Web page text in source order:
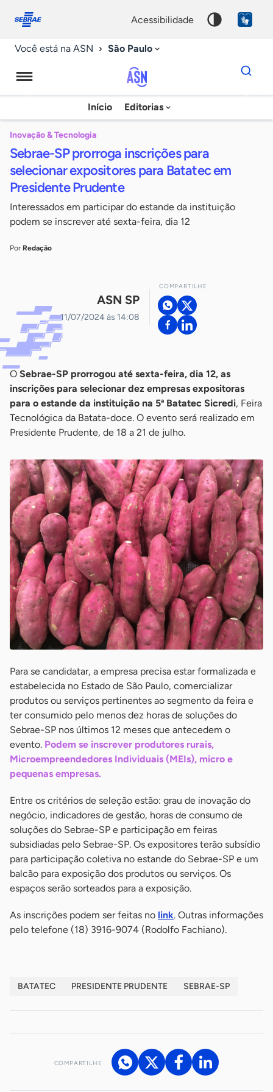
conosco
acessibilidade
Você está na ASN São Paulo
Agência
Sebrae
Notícias
Início Editorias
Dados
para
chave
Inovação & Tecnologia
Sebrae-SP prorroga inscrições para
selecionar expositores para Batatec em
Presidente Prudente
Interessados em participar do estande da instituição
podem se inscrever até sexta-feira, dia 12
Por Redação
ASN SP
11/07/2024 às 14:08
COMPARTILHE
O Sebrae-SP prorrogou até sexta-feira, dia 12, as
inscrições para selecionar dez empresas expositoras
para o estande da instituição na 5ª Batatec Sicredi, Feira
Tecnológica da Batata-doce. O evento será realizado em
Presidente Prudente, de 18 a 21 de julho.
Para se candidatar, a empresa precisa estar formalizada e
estabelecida no Estado de São Paulo, comercializar
produtos ou serviços pertinentes ao segmento da feira e
ter consumido pelo menos dez horas de soluções do
Sebrae-SP nos últimos 12 meses que antecedem o
evento. Podem se inscrever produtores rurais,
Microempreendedores Individuais (MEIs), micro e
pequenas empresas.
Entre os critérios de seleção estão: grau de inovação do
negócio, indicadores de gestão, horas de consumo de
soluções do Sebrae-SP e participação em feiras
subsidiadas pelo Sebrae-SP. Os expositores terão subsídio
para participação coletiva no estande do Sebrae-SP e um
balcão para exposição dos produtos ou serviços. Os
espaços serão sorteados para a exposição.
As inscrições podem ser feitas no link. Outras informações
pelo telefone (18) 3916-9074 (Rodolfo Fachiano).
BATATEC PRESIDENTE PRUDENTE SEBRAE-SP
COMPARTILHE